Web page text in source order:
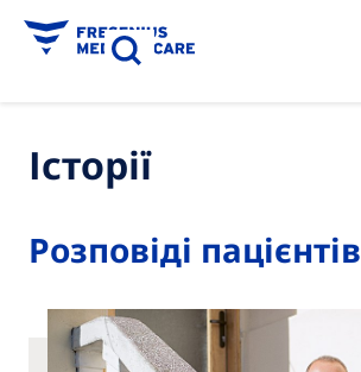
Історії
Розповіді пацієнтів